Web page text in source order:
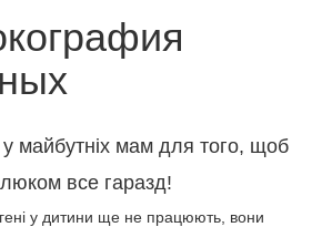
у майбутніх мам для того, щоб
все гаразд!
у дитини ще не працюють, вони